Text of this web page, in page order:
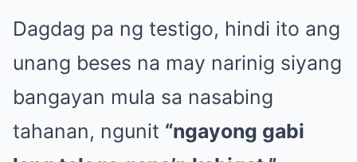
Dagdag pa ng testigo, hindi ito ang
unang beses na may narinig siyang
bangayan mula sa nasabing
tahanan, ngunit “ngayong gabi